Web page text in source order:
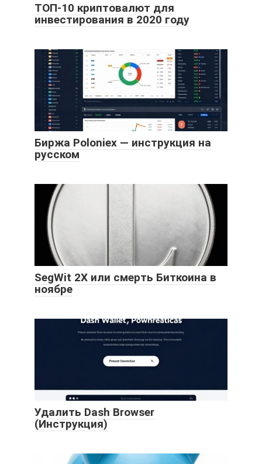
ТОП-10 криптовалют для
инвестирования в 2020 году
Биржа Poloniex — инструкция на
русском
SegWit 2X или смерть Биткоина в
ноябре
Удалить Dash Browser
(Инструкция)